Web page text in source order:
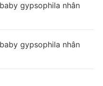
gypsophila nhân
gypsophila nhân